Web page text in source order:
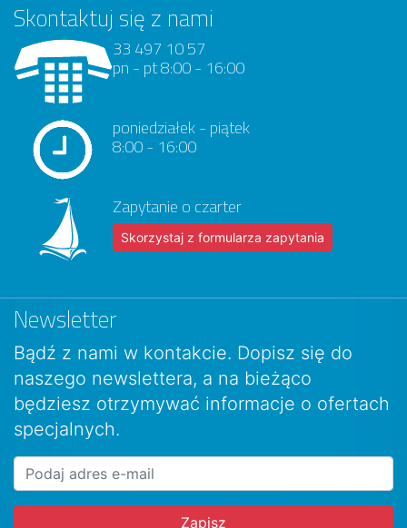
Skontaktuj się z nami
33 497 10 57
pn - pt 8:00 - 16:00
poniedziałek - piątek
8:00 - 16:00
Zapytanie o czarter
Skorzystaj z formularza zapytania
Newsletter
Bądź z nami w kontakcie. Dopisz się do
naszego newslettera, a na bieżąco
będziesz otrzymywać informacje o ofertach
specjalnych.